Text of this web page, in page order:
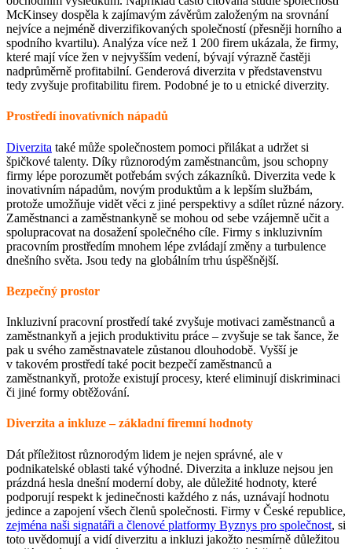
McKinsey dospěla k zajímavým závěrům založeným na srovnání
nejvíce a nejméně diverzifikovaných společností (přesněji horního a
spodního kvartilu). Analýza více než 1 200 firem ukázala, že firmy,
které mají více žen v nejvyšším vedení, bývají výrazně častěji
nadprůměrně profitabilní. Genderová diverzita v představenstvu
tedy zvyšuje profitabilitu firem. Podobné je to u etnické diverzity.
Prostředí inovativních nápadů
Diverzita také může společnostem pomoci přilákat a udržet si
špičkové talenty. Díky různorodým zaměstnancům, jsou schopny
firmy lépe porozumět potřebám svých zákazníků. Diverzita vede k
inovativním nápadům, novým produktům a k lepším službám,
protože umožňuje vidět věci z jiné perspektivy a sdílet různé názory.
Zaměstnanci a zaměstnankyně se mohou od sebe vzájemně učit a
spolupracovat na dosažení společného cíle. Firmy s inkluzivním
pracovním prostředím mnohem lépe zvládají změny a turbulence
dnešního světa. Jsou tedy na globálním trhu úspěšnější.
Bezpečný prostor
Inkluzivní pracovní prostředí také zvyšuje motivaci zaměstnanců a
zaměstnankyň a jejich produktivitu práce – zvyšuje se tak šance, že
pak u svého zaměstnavatele zůstanou dlouhodobě. Vyšší je
v takovém prostředí také pocit bezpečí zaměstnanců a
zaměstnankyň, protože existují procesy, které eliminují diskriminaci
či jiné formy obtěžování.
Diverzita a inkluze – základní firemní hodnoty
Dát příležitost různorodým lidem je nejen správné, ale v
podnikatelské oblasti také výhodné. Diverzita a inkluze nejsou jen
prázdná hesla dnešní moderní doby, ale důležité hodnoty, které
podporují respekt k jedinečnosti každého z nás, uznávají hodnotu
jedince a zapojení všech členů společnosti. Firmy v České republice,
zejména naši signatáři a členové platformy Byznys pro společnost, si
toto uvědomují a vidí diverzitu a inkluzi jakožto nesmírně důležitou